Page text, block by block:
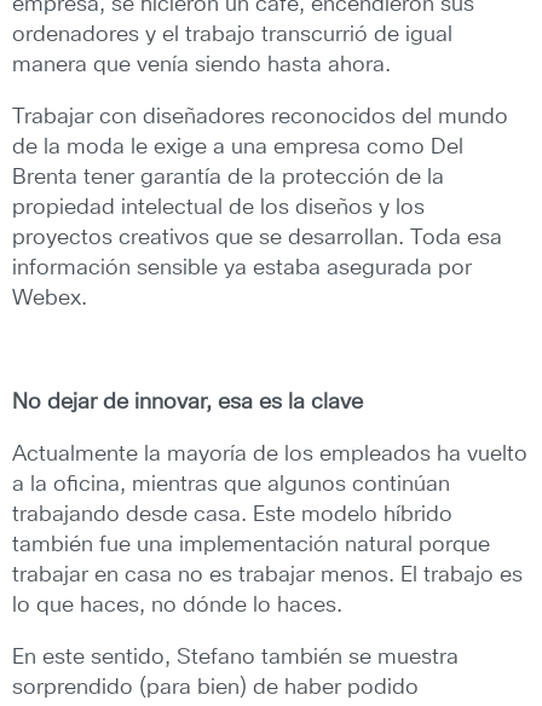
empresa, se hicieron un café, encendieron sus
ordenadores y el trabajo transcurrió de igual
manera que venía siendo hasta ahora.
Trabajar con diseñadores reconocidos del mundo
de la moda le exige a una empresa como Del
Brenta tener garantía de la protección de la
propiedad intelectual de los diseños y los
proyectos creativos que se desarrollan. Toda esa
información sensible ya estaba asegurada por
Webex.
No dejar de innovar, esa es la clave
Actualmente la mayoría de los empleados ha vuelto
a la oficina, mientras que algunos continúan
trabajando desde casa. Este modelo híbrido
también fue una implementación natural porque
trabajar en casa no es trabajar menos. El trabajo es
lo que haces, no dónde lo haces.
En este sentido, Stefano también se muestra
sorprendido (para bien) de haber podido